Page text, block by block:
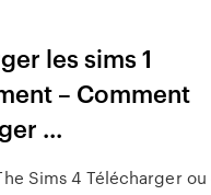
les sims 1
– Comment
...
Sims 4 Télécharger